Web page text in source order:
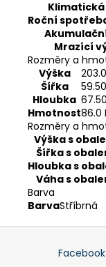
Roční
Mrazící
Rozměry a
Výška
Šířka
Hloubka
Hmotnost86.0
Rozměry a
Výška s
Šířka s
Hloubka s
Váha s
Barva
BarvaStříbrná
Z
Facebook